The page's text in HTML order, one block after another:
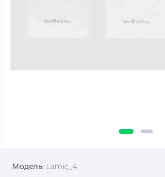
Модель: Lamic_4